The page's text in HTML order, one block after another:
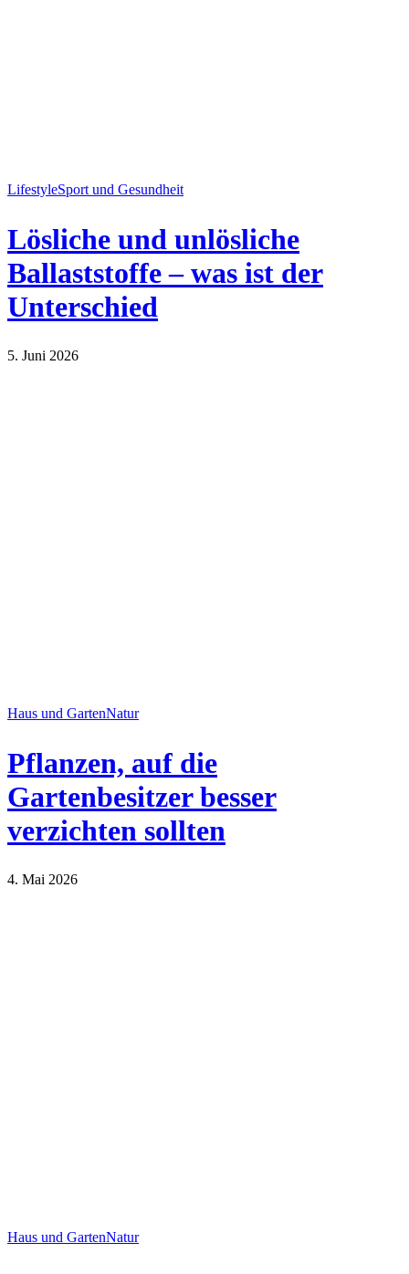
LifestyleSport und Gesundheit
Lösliche und unlösliche
Ballaststoffe – was ist der
Unterschied
5. Juni 2026
Haus und GartenNatur
Pflanzen, auf die
Gartenbesitzer besser
verzichten sollten
4. Mai 2026
Haus und GartenNatur